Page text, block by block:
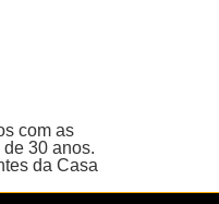
com as
30 anos.
da Casa